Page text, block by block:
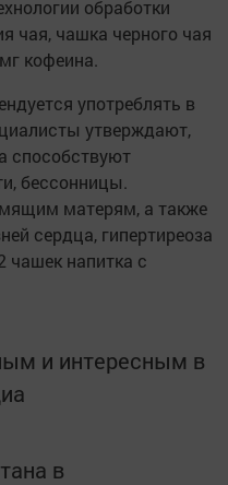
обработки
чая, чашка черного чая
кофеина.
употреблять в
утверждают,
способствуют
бессонницы.
матерям, а также
сердца, гипертиреоза
чашек напитка с
и интересным в
в